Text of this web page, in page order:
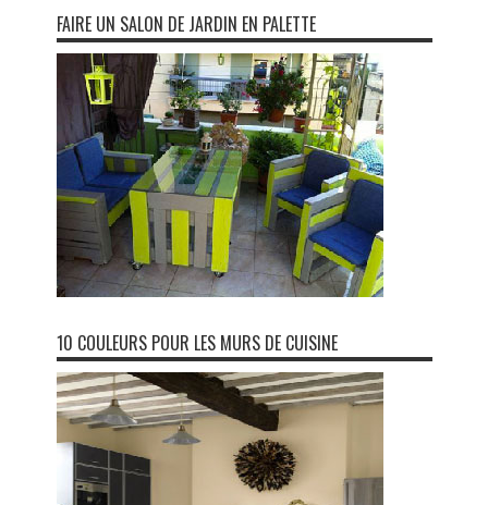
FAIRE UN SALON DE JARDIN EN PALETTE
10 COULEURS POUR LES MURS DE CUISINE